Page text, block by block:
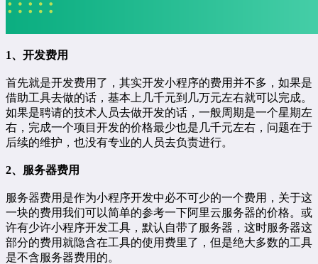
1、开发费用
首先就是开发费用了，其实开发小程序的费用并不多，如果是
借助工具去做的话，基本上几千元到几万元左右就可以完成。
如果是聘请的技术人员去做开发的话，一般周期是一个星期左
右，完成一个项目开发的价格最少也是几千元左右，问题在于
后续的维护，也没有专业的人员去负责进行。
2、服务器费用
服务器费用是作为小程序开发中必不可少的一个费用，关于这
一块的费用我们可以简单的参考一下阿里云服务器的价格。或
许有少许小程序开发工具，默认自带了服务器，这时服务器这
部分的费用就隐含在工具的使用费里了，但是绝大多数的工具
是不含服务器费用的。